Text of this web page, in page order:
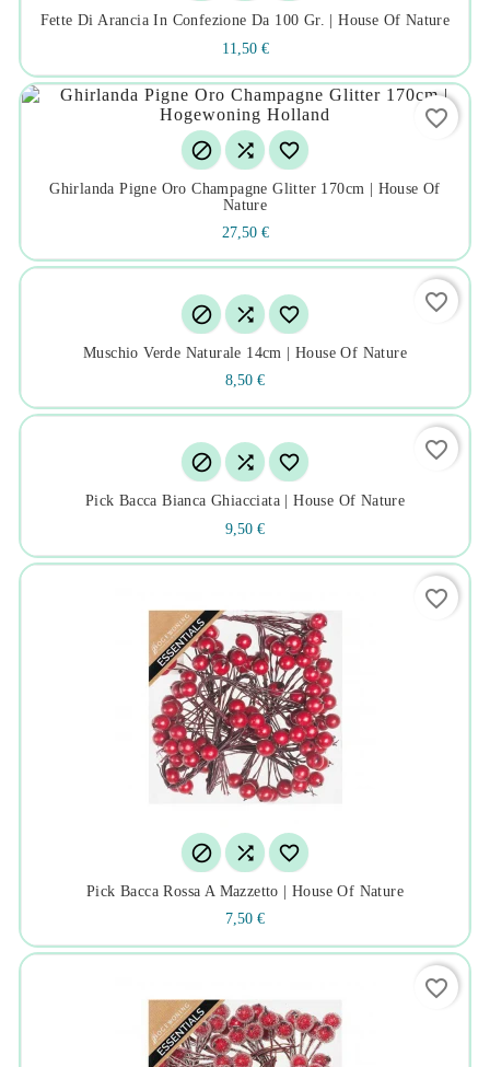
Fette Di Arancia In Confezione Da 100 Gr. | House Of Nature
11,50 €
  
Ghirlanda Pigne Oro Champagne Glitter 170cm | House Of
Nature
27,50 €
favorite_border
  
Muschio Verde Naturale 14cm | House Of Nature
8,50 €
favorite_border
  
Pick Bacca Bianca Ghiacciata | House Of Nature
9,50 €
favorite_border
  
Pick Bacca Rossa A Mazzetto | House Of Nature
7,50 €
favorite_border
favorite_border